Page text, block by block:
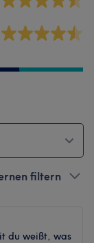
filtern
du weißt, was